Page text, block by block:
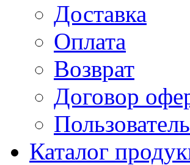
Доставка
Оплата
Возврат
Договор
Каталог